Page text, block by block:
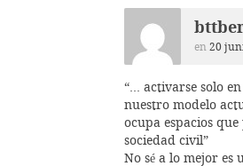
en 20
“… activarse solo
nuestro modelo
ocupa espacios
sociedad civil”
No sé a lo mejor es